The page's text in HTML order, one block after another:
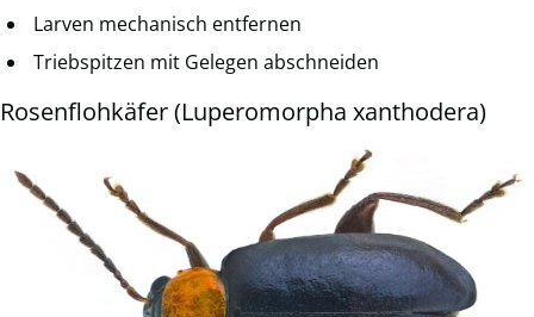
Larven mechanisch entfernen
Triebspitzen mit Gelegen abschneiden
Rosenflohkäfer (Luperomorpha xanthodera)